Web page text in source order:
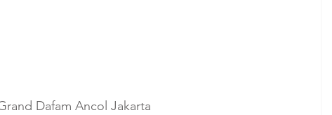
Dafam Ancol Jakarta